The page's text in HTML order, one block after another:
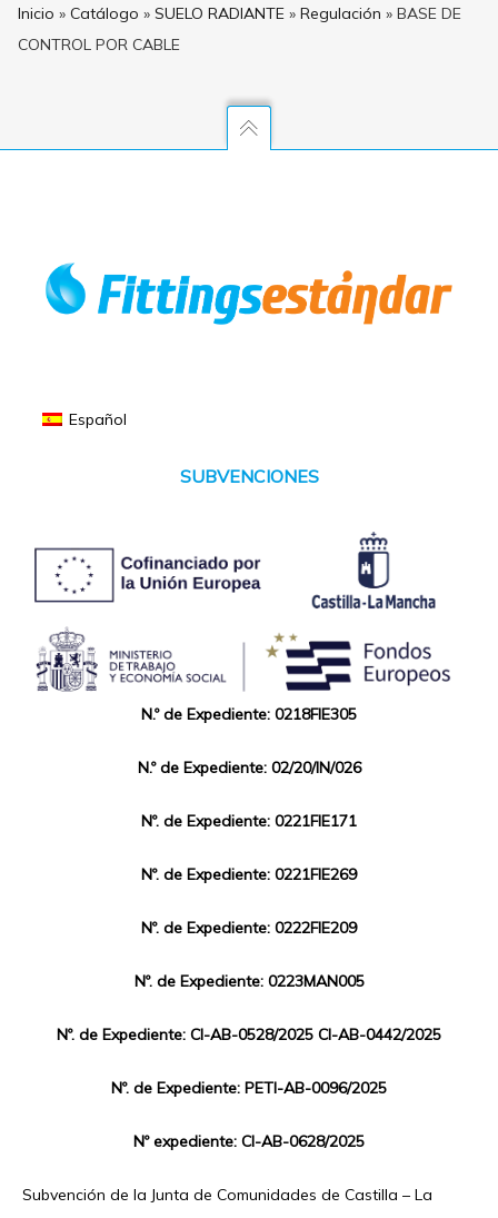
Inicio » Catálogo » SUELO RADIANTE » Regulación » BASE DE
CONTROL POR CABLE
Español
SUBVENCIONES
N.º de Expediente: 0218FIE305
N.º de Expediente: 02/20/IN/026
Nº. de Expediente: 0221FIE171
Nº. de Expediente: 0221FIE269
Nº. de Expediente: 0222FIE209
Nº. de Expediente: 0223MAN005
Nº. de Expediente: CI-AB-0528/2025 CI-AB-0442/2025
Nº. de Expediente: PETI-AB-0096/2025
Nº expediente: CI-AB-0628/2025
Subvención de la Junta de Comunidades de Castilla – La